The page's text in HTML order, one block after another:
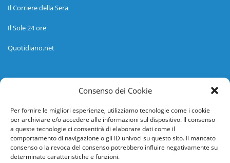
Consenso dei Cookie
Per fornire le migliori esperienze, utilizziamo tecnologie come i cookie
per archiviare e/o accedere alle informazioni sul dispositivo. Il consenso
a queste tecnologie ci consentirà di elaborare dati come il
comportamento di navigazione o gli ID univoci su questo sito. Il mancato
consenso o la revoca del consenso potrebbero influire negativamente su
determinate caratteristiche e funzioni.
Il Corriere della Sera
Il Sole 24 ore
Quotidiano.net
Informazioni
Help desk
Guida rapida